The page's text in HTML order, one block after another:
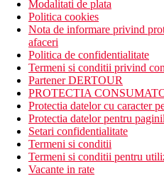
https://bluebeach-salou.com/es/
Galerie foto
Modalitati de plata
Politica cookies
Nota de informare privind
afaceri
Politica de confidentialitate
Termeni si conditii privind
Partener DERTOUR
PROTECTIA
Protectia datelor cu caracter
Protectia datelor pentru
Setari confidentialitate
Termeni si conditii
Termeni si conditii pentru
Vacante in rate